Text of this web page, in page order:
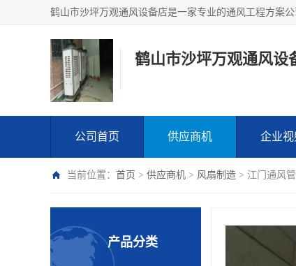
鹤山市沙坪万观通风设
公司首页 供应商机 企业视
当前位置： 首页 > 供应商机 > 风扇制造 > 江门通风
产品分类